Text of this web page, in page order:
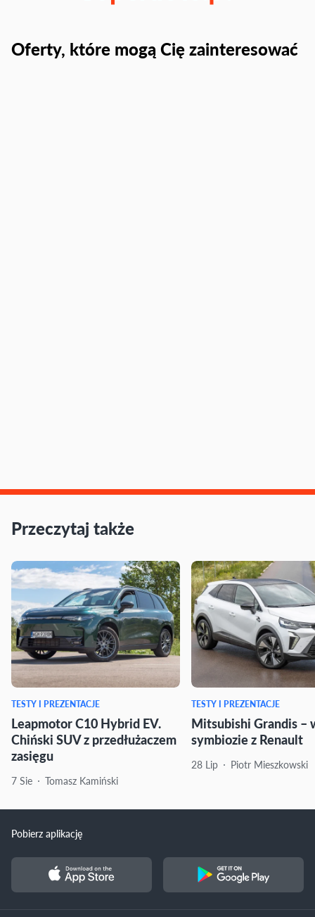
Oferty, które mogą Cię zainteresować
Przeczytaj także
TESTY I PREZENTACJE
Leapmotor C10 Hybrid EV.
Chiński SUV z przedłużaczem
zasięgu
7 Sie Tomasz Kamiński
TESTY I PREZENTACJE
Mitsubishi Grandis –
symbiozie z Renault
28 Lip Piotr Mieszkowski
Pobierz aplikację